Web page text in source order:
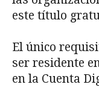
este título
El único
ser residente
en la Cuenta